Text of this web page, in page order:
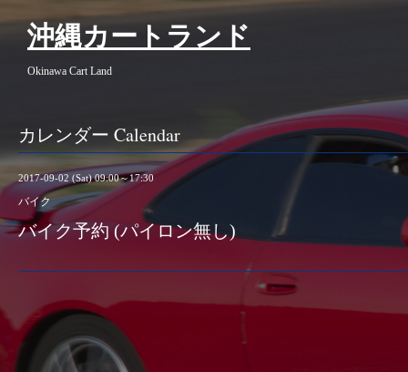
沖縄カートランド
Okinawa Cart Land
カレンダー Calendar
2017-09-02 (Sat) 09:00～17:30
バイク
バイク予約 (パイロン無し)